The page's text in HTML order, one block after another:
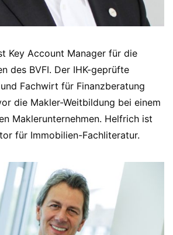
Key Account Manager für die
des BVFI. Der IHK-geprüfte
Fachwirt für Finanzberatung
die Makler-Weitbildung bei einem
Maklerunternehmen. Helfrich ist
für Immobilien-Fachliteratur.